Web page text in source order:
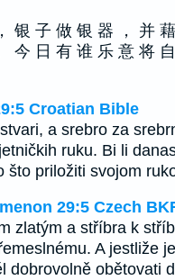
银 子 做 银 器 ， 并
今 日 有 谁 乐 意 将
Croatian Bible
a srebro za
ruku. Bi li
što priložiti svojom
29:5 Czech
zlatým a stříbra k
A jestliže
dobrovolně obětovati